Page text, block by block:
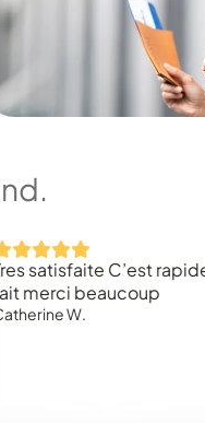
C’est rapidement
beaucoup
W.